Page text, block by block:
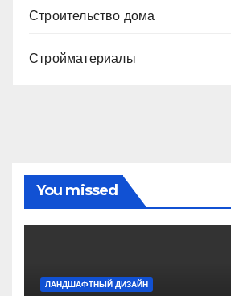
Строительство дома
Стройматериалы
You missed
ЛАНДШАФТНЫЙ ДИЗАЙН